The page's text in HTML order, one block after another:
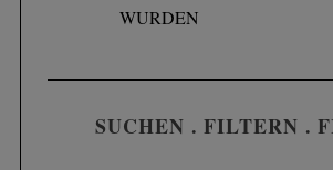
WURDEN
SUCHEN . FILTERN .
r